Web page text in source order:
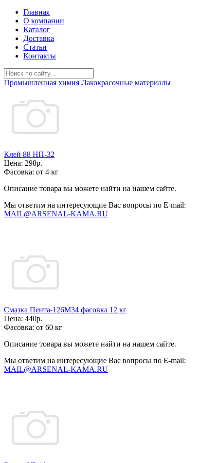
Главная
О компании
Каталог
Доставка
Статьи
Контакты
Промышленная химия Лакокрасочные материалы
Клей 88 НП-32
Цена: 298р.
Фасовка: от 4 кг
Описание товара вы можете найти на нашем сайте.
Мы ответим на интересующие Вас вопросы по E-mail:
MAIL@ARSENAL-KAMA.RU
Смазка Пента-126М34 фасовка 12 кг
Цена: 440р.
Фасовка: от 60 кг
Описание товара вы можете найти на нашем сайте.
Мы ответим на интересующие Вас вопросы по E-mail:
MAIL@ARSENAL-KAMA.RU